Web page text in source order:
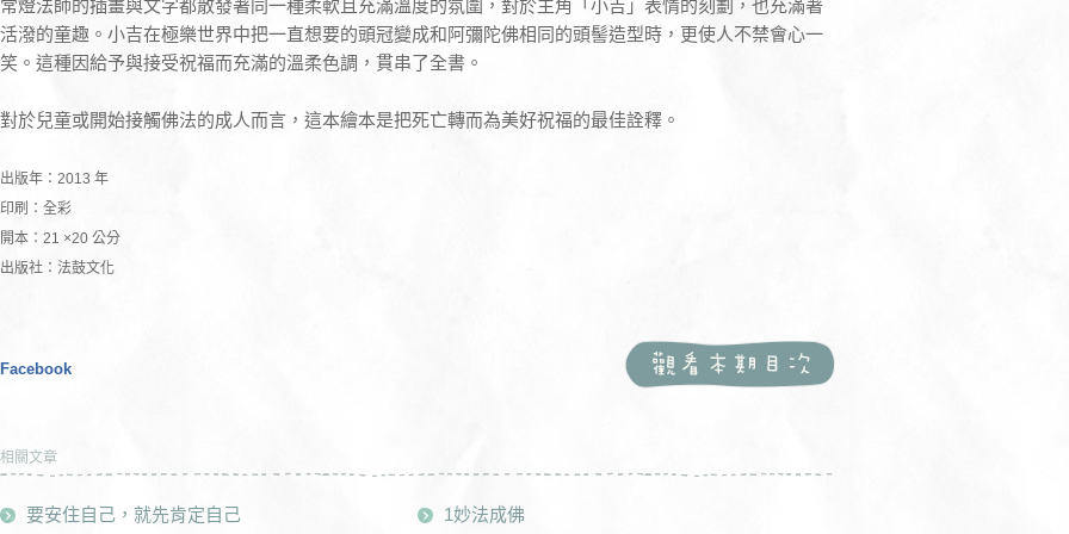
常燈法師的插畫與文字都散發著同一種柔軟且充滿溫度的氛圍，對於主角「小吉」表情的刻劃，也充滿著
活潑的童趣。小吉在極樂世界中把一直想要的頭冠變成和阿彌陀佛相同的頭髻造型時，更使人不禁會心一
笑。這種因給予與接受祝福而充滿的溫柔色調，貫串了全書。
對於兒童或開始接觸佛法的成人而言，這本繪本是把死亡轉而為美好祝福的最佳詮釋。
出版年：2013 年
印刷：全彩
開本：21 ×20 公分
出版社：法鼓文化
Facebook
相關文章
要安住自己，就先肯定自己 1妙法成佛